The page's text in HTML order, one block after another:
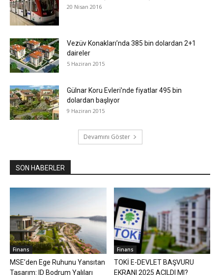
20 Nisan 2016
Vezüv Konakları’nda 385 bin dolardan 2+1
daireler
5 Haziran 2015
Gülnar Koru Evleri’nde fiyatlar 495 bin
dolardan başlıyor
9 Haziran 2015
Devamını Göster
SON HABERLER
Finans
MSE’den Ege Ruhunu Yansıtan
Tasarım: ID Bodrum Yalıları
Finans
TOKİ E-DEVLET BAŞVURU
EKRANI 2025 AÇILDI MI?